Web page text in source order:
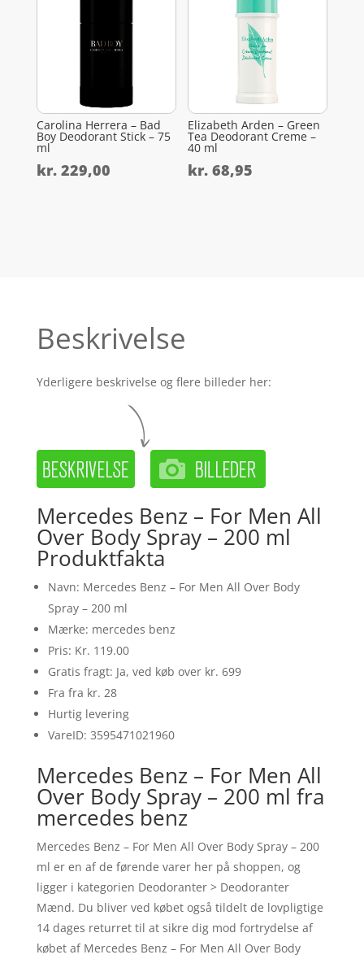
Carolina Herrera – Bad
Boy Deodorant Stick – 75
ml
kr.229,00
Elizabeth Arden – Green
Tea Deodorant Creme –
40 ml
kr. 68,95
Beskrivelse
Yderligere beskrivelse og flere billeder her:
Mercedes Benz – For Men All
Over Body Spray – 200 ml
Produktfakta
Navn: Mercedes Benz – For Men All Over Body
Spray – 200 ml
Mærke: mercedes benz
Pris: Kr. 119.00
Gratis fragt: Ja, ved køb over kr. 699
Fra fra kr. 28
Hurtig levering
VareID: 3595471021960
Mercedes Benz – For Men All
Over Body Spray – 200 ml fra
mercedes benz
Mercedes Benz – For Men All Over Body Spray – 200
ml er en af de førende varer her på shoppen, og
ligger i kategorien Deodoranter > Deodoranter
Mænd. Du bliver ved købet også tildelt de lovpligtige
14 dages returret til at sikre dig mod fortrydelse af
købet af Mercedes Benz – For Men All Over Body